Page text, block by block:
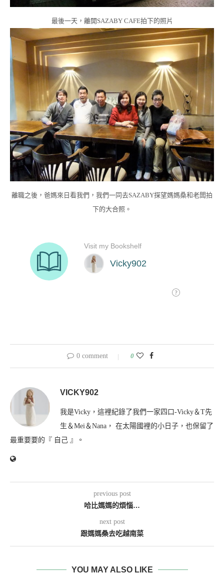
最後一天，離開SAZABY CAFE拍下的照片
離職之後，爸媽來日看我們，我們一同去SAZABY探望媽媽桑和老闆拍
下的大合照。
0 comment 0
VICKY902
我是Vicky，這裡紀錄了我們一家四口-Vicky＆T先
生＆Mei＆Nana， 在太陽國裡的小日子，也保留了
最重要要的『 自己 』。
previous post
哈比媽媽的煩惱…
next post
跟媽媽桑去吃越南菜
YOU MAY ALSO LIKE